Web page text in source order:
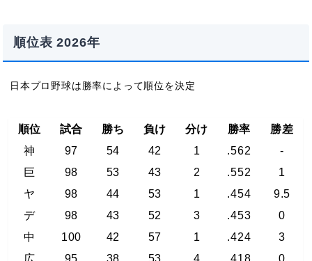
順位表 2026年
日本プロ野球は勝率によって順位を決定
順位 試合 勝ち 負け 分け 勝率
勝差
神
97 54 42 1 .562
-
巨
98 53 43 2 .552
1
ヤ
98 44 53 1 .454
9.5
デ
98 43 52 3 .453
0
中
100 42 57 1 .424
3
広
95 38 53 4 .418 0